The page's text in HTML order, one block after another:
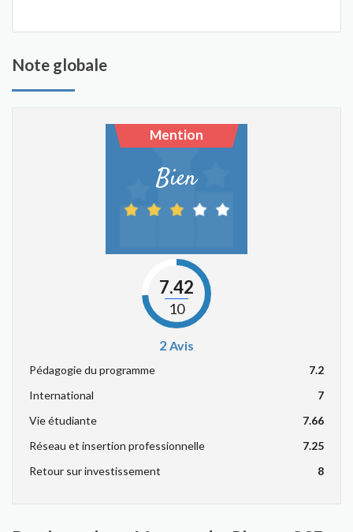
Note globale
Mention
Bien
7.42
10
2Avis
Pédagogie du programme
7.2
International
7
Vie étudiante
7.66
Réseau et insertion professionnelle
7.25
Retour sur investissement
8